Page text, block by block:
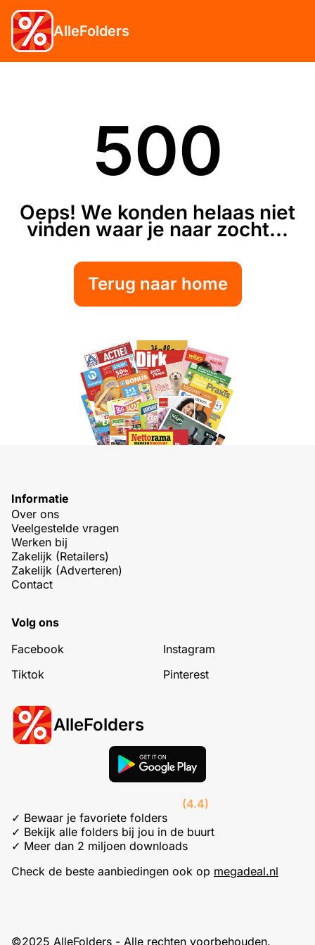
AlleFolders
500
Oeps! We konden helaas niet
vinden waar je naar zocht...
Terug naar home
Informatie
Over ons
Veelgestelde vragen
Werken bij
Zakelijk (Retailers)
Zakelijk (Adverteren)
Contact
Volg ons
Facebook
Instagram
Tiktok
Pinterest
AlleFolders
(4.4)
✓ Bewaar je favoriete folders
✓ Bekijk alle folders bij jou in de buurt
✓ Meer dan 2 miljoen downloads
Check de beste aanbiedingen ook op megadeal.nl
©2025 AlleFolders - Alle rechten voorbehouden.